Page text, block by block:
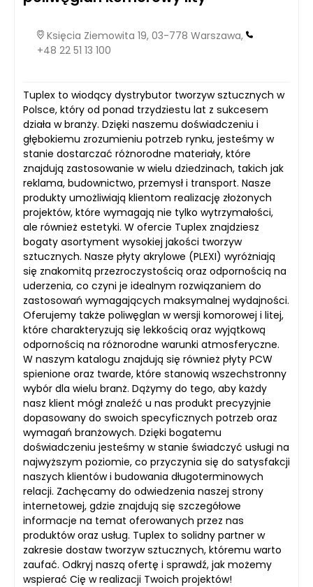
Księcia Ziemowita 19, 03-778 Warszawa,
+48 22 51 13 100
Tuplex to wiodący dystrybutor tworzyw sztucznych w
Polsce, który od ponad trzydziestu lat z sukcesem
działa w branży. Dzięki naszemu doświadczeniu i
głębokiemu zrozumieniu potrzeb rynku, jesteśmy w
stanie dostarczać różnorodne materiały, które
znajdują zastosowanie w wielu dziedzinach, takich jak
reklama, budownictwo, przemysł i transport. Nasze
produkty umożliwiają klientom realizację złożonych
projektów, które wymagają nie tylko wytrzymałości,
ale również estetyki. W ofercie Tuplex znajdziesz
bogaty asortyment wysokiej jakości tworzyw
sztucznych. Nasze płyty akrylowe (PLEXI) wyróżniają
się znakomitą przezroczystością oraz odpornością na
uderzenia, co czyni je idealnym rozwiązaniem do
zastosowań wymagających maksymalnej wydajności.
Oferujemy także poliwęglan w wersji komorowej i litej,
które charakteryzują się lekkością oraz wyjątkową
odpornością na różnorodne warunki atmosferyczne.
W naszym katalogu znajdują się również płyty PCW
spienione oraz twarde, które stanowią wszechstronny
wybór dla wielu branż. Dążymy do tego, aby każdy
nasz klient mógł znaleźć u nas produkt precyzyjnie
dopasowany do swoich specyficznych potrzeb oraz
wymagań branżowych. Dzięki bogatemu
doświadczeniu jesteśmy w stanie świadczyć usługi na
najwyższym poziomie, co przyczynia się do satysfakcji
naszych klientów i budowania długoterminowych
relacji. Zachęcamy do odwiedzenia naszej strony
internetowej, gdzie znajdują się szczegółowe
informacje na temat oferowanych przez nas
produktów oraz usług. Tuplex to solidny partner w
zakresie dostaw tworzyw sztucznych, któremu warto
zaufać. Odkryj naszą ofertę i sprawdź, jak możemy
wspierać Cię w realizacji Twoich projektów!